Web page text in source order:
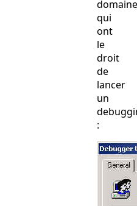
qui
ont
le
droit
de
lancer
un
: